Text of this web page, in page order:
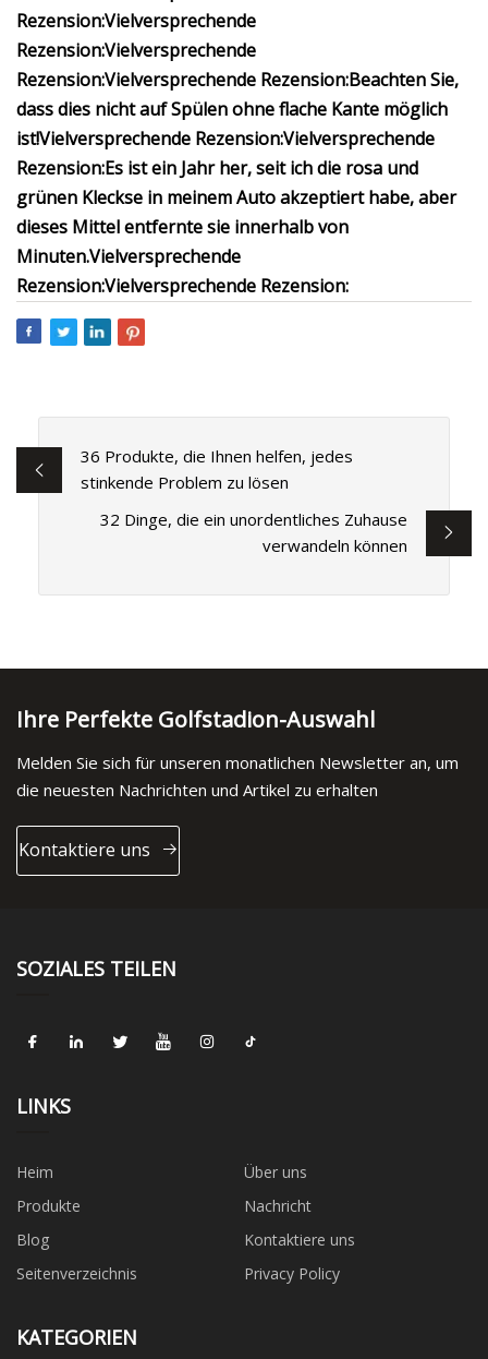
Rezension:Vielversprechende
Rezension:Vielversprechende
Rezension:Vielversprechende Rezension:Beachten Sie,
dass dies nicht auf Spülen ohne flache Kante möglich
ist!Vielversprechende Rezension:Vielversprechende
Rezension:Es ist ein Jahr her, seit ich die rosa und
grünen Kleckse in meinem Auto akzeptiert habe, aber
dieses Mittel entfernte sie innerhalb von
Minuten.Vielversprechende
Rezension:Vielversprechende Rezension:
36 Produkte, die Ihnen helfen, jedes
stinkende Problem zu lösen
32 Dinge, die ein unordentliches Zuhause
verwandeln können
Ihre Perfekte Golfstadion-Auswahl
Melden Sie sich für unseren monatlichen Newsletter an, um
die neuesten Nachrichten und Artikel zu erhalten
Kontaktiere uns
SOZIALES TEILEN
LINKS
Heim
Über uns
Produkte
Nachricht
Blog
Kontaktiere uns
Seitenverzeichnis
Privacy Policy
KATEGORIEN